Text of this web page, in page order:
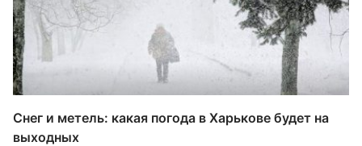
Снег и метель: какая погода в Харькове будет на
выходных